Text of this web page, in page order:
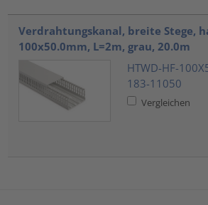
Verdrahtungskanal, breite Stege,
100x50.0mm, L=2m, grau, 20.0m
HTWD-HF-
183-11050
Vergleichen